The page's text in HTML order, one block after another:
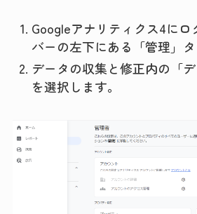
Googleアナリティクス4に
バーの左下にある「管理」タ
データの収集と修正内の「デ
を選択します。